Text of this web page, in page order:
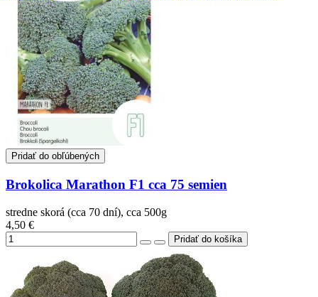
Pridať do obľúbených
Brokolica Marathon F1 cca 75 semien
stredne skorá (cca 70 dní), cca 500g
4,50 €